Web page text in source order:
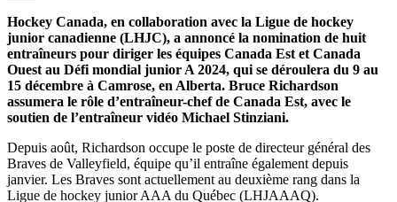
Hockey Canada, en collaboration avec la Ligue de hockey
junior canadienne (LHJC), a annoncé la nomination de huit
entraîneurs pour diriger les équipes Canada Est et Canada
Ouest au Défi mondial junior A 2024, qui se déroulera du 9 au
15 décembre à Camrose, en Alberta. Bruce Richardson
assumera le rôle d’entraîneur-chef de Canada Est, avec le
soutien de l’entraîneur vidéo Michael Stinziani.
Depuis août, Richardson occupe le poste de directeur général des
Braves de Valleyfield, équipe qu’il entraîne également depuis
janvier. Les Braves sont actuellement au deuxième rang dans la
Ligue de hockey junior AAA du Québec (LHJAAAQ).